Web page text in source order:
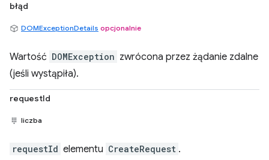
błąd
DOMExceptionDetails opcjonalnie
Wartość DOMException zwrócona przez żądanie zdalne
(jeśli wystąpiła).
requestId
liczba
requestId elementu CreateRequest .